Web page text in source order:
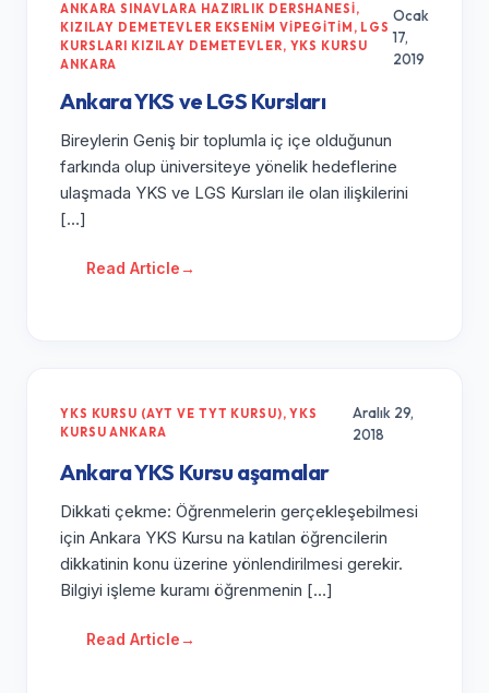
ANKARA SINAVLARA HAZIRLIK DERSHANESI,
KIZILAY DEMETEVLER EKSENIM VIPEGITIM , LGS
KURSLARI KIZILAY DEMETEVLER, YKS KURSU
ANKARA
Ocak
17,
2019
Ankara YKS ve LGS Kursları
Bireylerin Geniş bir toplumla iç içe olduğunun
farkında olup üniversiteye yönelik hedeflerine
ulaşmada YKS ve LGS Kursları ile olan ilişkilerini
[…]
Read Article→
YKS KURSU (AYT VE TYT KURSU),YKS
KURSU ANKARA
Aralık 29,
2018
Ankara YKS Kursu aşamalar
Dikkati çekme: Öğrenmelerin gerçekleşebilmesi
için Ankara YKS Kursu na katılan öğrencilerin
dikkatinin konu üzerine yönlendirilmesi gerekir.
Bilgiyi işleme kuramı öğrenmenin […]
Read Article→